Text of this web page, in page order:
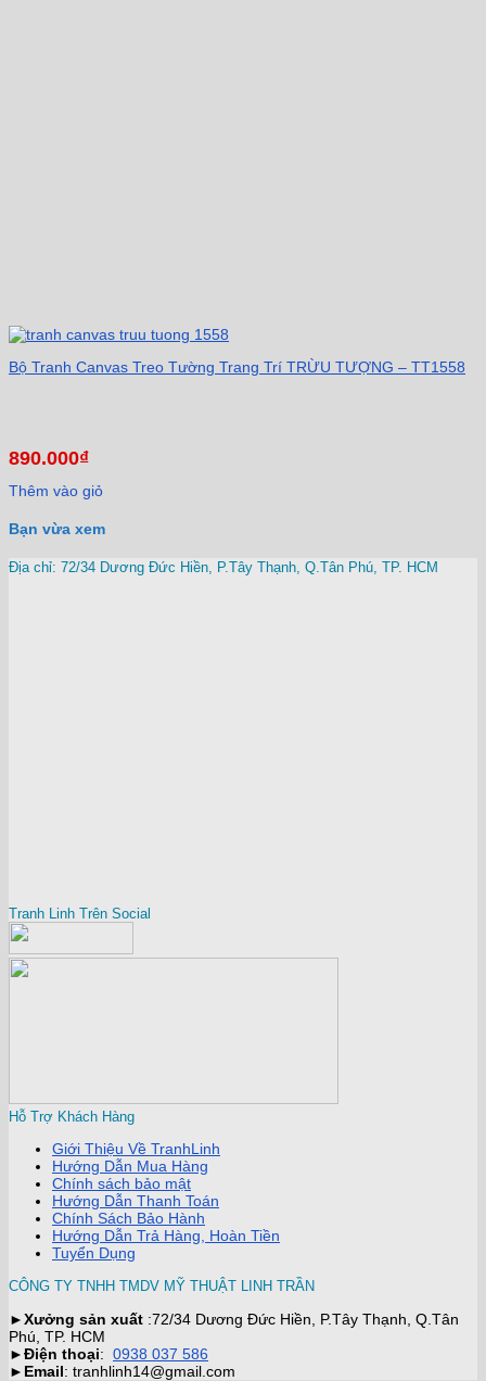
Bộ Tranh Canvas Treo Tường Trang Trí TRỪU TƯỢNG – TT1558
890.000₫
Thêm vào giỏ
Bạn vừa xem
Địa chỉ: 72/34 Dương Đức Hiền, P.Tây Thạnh, Q.Tân Phú, TP. HCM
Tranh Linh Trên Social
Hỗ Trợ Khách Hàng
Giới Thiệu Về TranhLinh
Hướng Dẫn Mua Hàng
Chính sách bảo mật
Hướng Dẫn Thanh Toán
Chính Sách Bảo Hành
Hướng Dẫn Trả Hàng, Hoàn Tiền
Tuyển Dụng
CÔNG TY TNHH TMDV MỸ THUẬT LINH TRẦN
►Xưởng sản xuất :72/34 Dương Đức Hiền, P.Tây Thạnh, Q.Tân
Phú, TP. HCM
►Điện thoại: 0938 037 586
► Email: tranhlinh14@gmail.com